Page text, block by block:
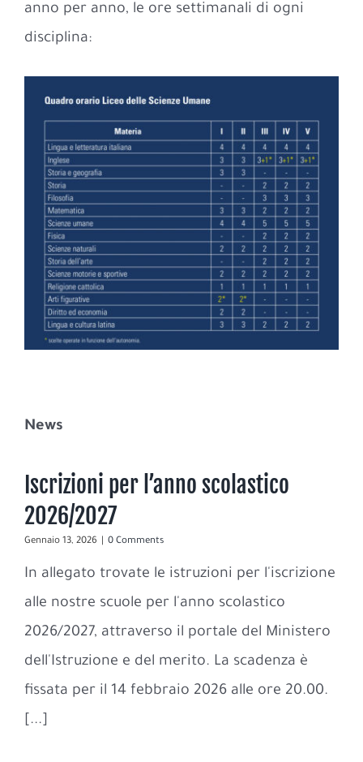
anno per anno, le ore settimanali di ogni
disciplina:
News
Iscrizioni per l’anno scolastico
2026/2027
Gennaio 13, 2026 0 Comments
In allegato trovate le istruzioni per l'iscrizione
alle nostre scuole per l'anno scolastico
2026/2027, attraverso il portale del Ministero
dell'Istruzione e del merito. La scadenza è
fissata per il 14 febbraio 2026 alle ore 20.00.
[...]